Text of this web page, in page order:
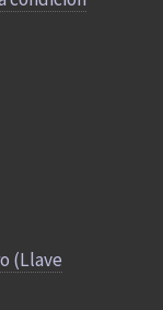
(Llave